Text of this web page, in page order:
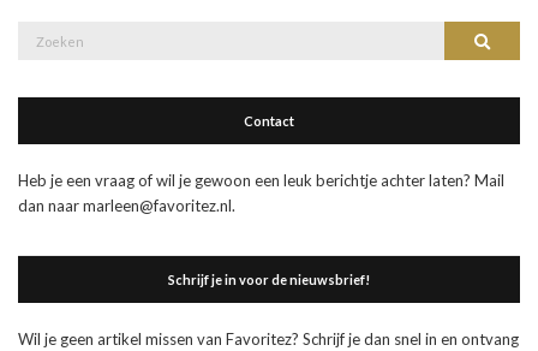
Zoek
Contact
Heb je een vraag of wil je gewoon een leuk berichtje achter laten? Mail
dan naar marleen@favoritez.nl.
Schrijf je in voor de nieuwsbrief!
Wil je geen artikel missen van Favoritez? Schrijf je dan snel in en ontvang